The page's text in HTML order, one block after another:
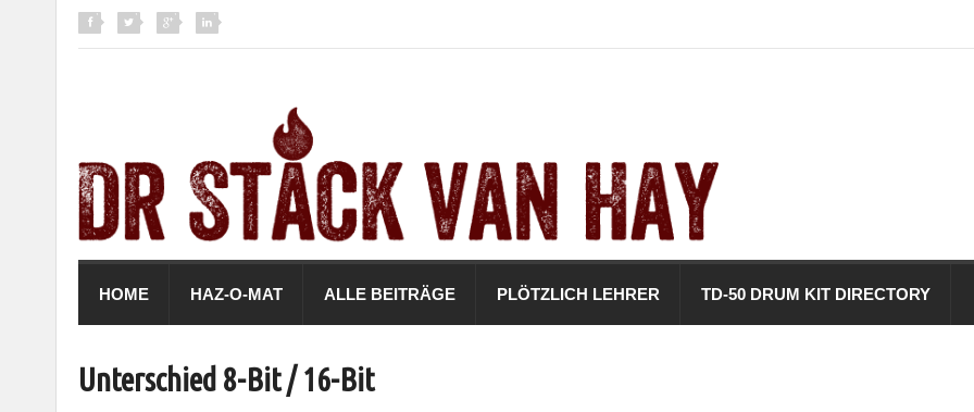
HOME HAZ-O-MAT ALLE BEITRÄGE PLÖTZLICH LEHRER TD-50 DRUM KIT DIRECTORY
Unterschied 8-Bit / 16-Bit